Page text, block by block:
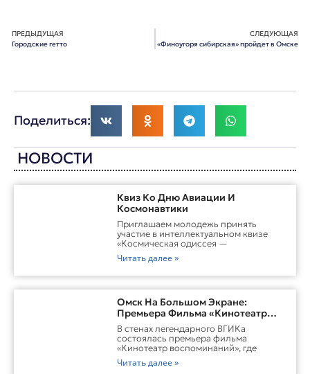
ПРЕДЫДУЩАЯ
Городские гетто
СЛЕДУЮЩАЯ
«Финоугоря сибирская» пройдет в Омске
Поделиться:
НОВОСТИ
Квиз Ко Дню Авиации И
Космонавтики
Приглашаем молодежь принять
участие в интеллектуальном квизе
«Космическая одиссея —
Читать далее »
Омск На Большом Экране:
Премьера Фильма «Кинотеатр
Воспоминаний»
В стенах легендарного ВГИКа
состоялась премьера фильма
«Кинотеатр воспоминаний», где
Читать далее »